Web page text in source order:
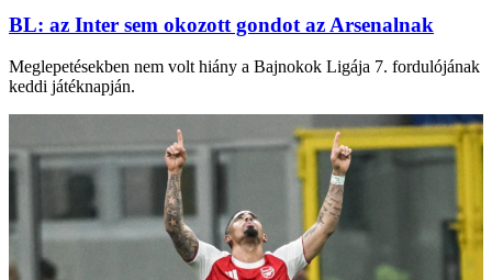
BL: az Inter sem okozott gondot az Arsenalnak
Meglepetésekben nem volt hiány a Bajnokok Ligája 7. fordulójának
keddi játéknapján.